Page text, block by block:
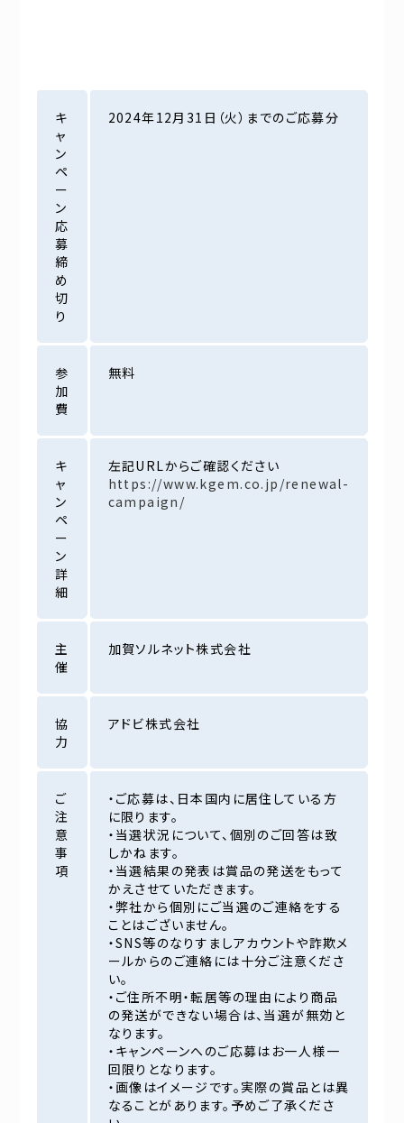
キ
ャ
ン
ペ
ー
ン
応
募
締
め
切
り
2024年12月31日（火）までのご応募分
参
加
費
無料
キ
ャ
ン
ペ
ー
ン
詳
細
左記URLからご確認ください
https://www.kgem.co.jp/renewal-
campaign/
主
催
加賀ソルネット株式会社
協
力
アドビ株式会社
ご
注
意
事
項
・ご応募は、日本国内に居住している方
に限ります。
・当選状況について、個別のご回答は致
しかねます。
・当選結果の発表は賞品の発送をもって
かえさせていただきます。
・弊社から個別にご当選のご連絡をする
ことはございません。
・SNS等のなりすましアカウントや詐欺メ
ールからのご連絡には十分ご注意くださ
い。
・ご住所不明・転居等の理由により商品
の発送ができない場合は、当選が無効と
なります。
・キャンペーンへのご応募はお一人様一
回限りとなります。
・画像はイメージです。実際の賞品とは異
なることがあります。予めご了承くださ